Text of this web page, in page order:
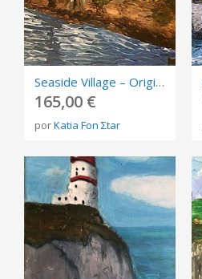
Seaside Village – Original Acrylic Painting on Stretched Canvas | 18 × 24 cm | OOAK
165,00 €
porKatia Fon Σtar